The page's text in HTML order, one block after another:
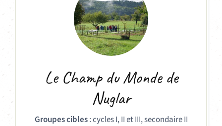
Le Champ du Monde de
Nuglar
Groupes cibles: cycles I, II et III, secondaire II